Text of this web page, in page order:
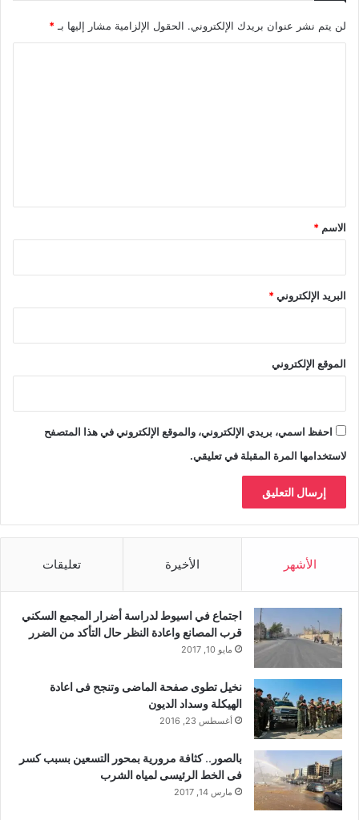
لن يتم نشر عنوان بريدك الإلكتروني. الحقول الإلزامية مشار إليها بـ *
*
الاسم *
البريد الإلكتروني*
الموقع الإلكتروني
احفظ اسمي، بريدي الإلكتروني، والموقع الإلكتروني في هذا المتصفح
لاستخدامها المرة المقبلة في تعليقي.
الأشهر الأخيرة تعليقات
اجتماع في اسيوط لدراسة أضرار المجمع السكني
قرب المصانع واعادة النظر حال التأكد من الضرر
مايو 10, 2017
نخيل تطوى صفحة الماضى وتنجح فى اعادة
الهيكلة وسداد الديون
أغسطس 23, 2016
بالصور.. كثافة مرورية بمحور التسعين بسبب كسر
فى الخط الرئيسى لمياه الشرب
مارس 14, 2017